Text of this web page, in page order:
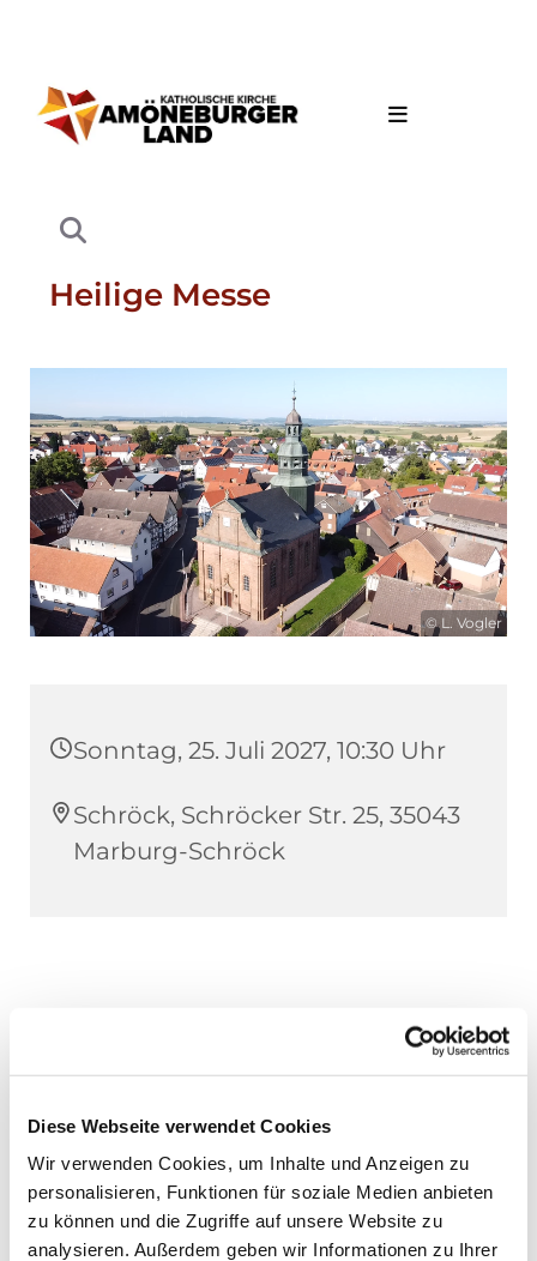
Diese Webseite verwendet Cookies
Wir verwenden Cookies, um Inhalte und Anzeigen zu
personalisieren, Funktionen für soziale Medien anbieten
zu können und die Zugriffe auf unsere Website zu
analysieren. Außerdem geben wir Informationen zu Ihrer
Heilige Messe
© L. Vogler
Sonntag, 25. Juli 2027, 10:30 Uhr
Schröck, Schröcker Str. 25, 35043
Marburg-Schröck